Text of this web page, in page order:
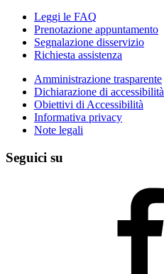
Leggi le FAQ
Prenotazione appuntamento
Segnalazione disservizio
Richiesta assistenza
Amministrazione trasparente
Dichiarazione di accessibilità
Obiettivi di Accessibilità
Informativa privacy
Note legali
Seguici su